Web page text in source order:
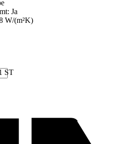
: Ja
W/(m²K)
ST